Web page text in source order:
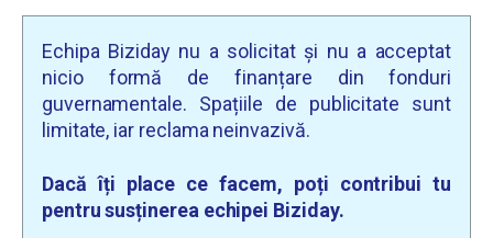
Echipa Biziday nu a solicitat și nu a acceptat
nicio formă de finanțare din fonduri
guvernamentale. Spațiile de publicitate sunt
limitate, iar reclama neinvazivă.
Dacă îți place ce facem, poți contribui tu
pentru susținerea echipei Biziday.